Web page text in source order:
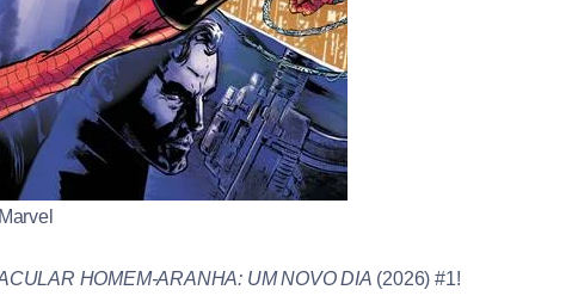
HOMEM-ARANHA: UM NOVO DIA (2026) #1!